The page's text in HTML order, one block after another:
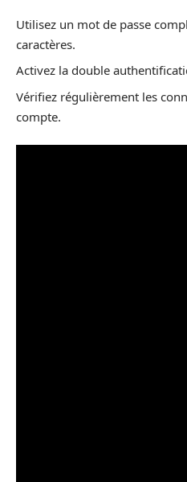
Utilisez un mot de passe
caractères.
Activez la double
Vérifiez régulièrement les
compte.